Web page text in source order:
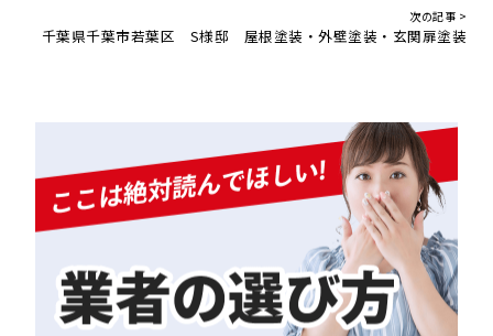
次の記事 >
千葉県千葉市若葉区 S様邸 屋根塗装・外壁塗装・玄関扉塗装